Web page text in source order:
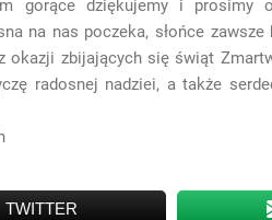
gorące dziękujemy i prosimy
na nas poczeka, słońce
zbijających się świąt
radosnej nadziei, a także
TWITTER